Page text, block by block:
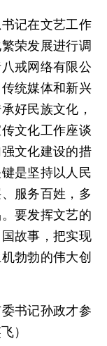
记在文艺工作
荣发展进行调
戒网络有限公
统媒体和新兴
好民族文化，
文化工作座谈
文化建设的措
是坚持以人民
服务百姓，多
要发挥文艺的
故事，把实现
勃勃的伟大创
书记孙政才参
）